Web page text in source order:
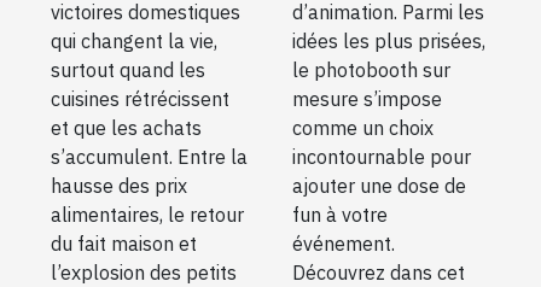
victoires domestiques
qui changent la vie,
surtout quand les
cuisines rétrécissent
et que les achats
s’accumulent. Entre la
hausse des prix
alimentaires, le retour
du fait maison et
l’explosion des petits
d’animation. Parmi les
idées les plus prisées,
le photobooth sur
mesure s’impose
comme un choix
incontournable pour
ajouter une dose de
fun à votre
événement.
Découvrez dans cet